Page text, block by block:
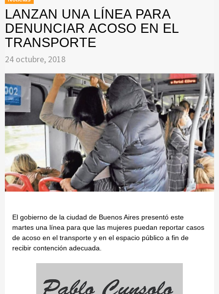
LANZAN UNA LÍNEA PARA
DENUNCIAR ACOSO EN EL
TRANSPORTE
24 octubre, 2018
El gobierno de la ciudad de Buenos Aires presentó este
martes una línea para que las mujeres puedan reportar casos
de acoso en el transporte y en el espacio público a fin de
recibir contención adecuada.